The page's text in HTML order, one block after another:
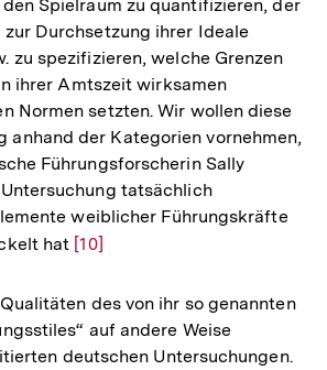
Spielraum zu quantifizieren, der
Durchsetzung ihrer Ideale
zu spezifizieren, welche Grenzen
ihrer Amtszeit wirksamen
Normen setzten. Wir wollen diese
anhand der Kategorien vornehmen,
Führungsforscherin Sally
tatsächlich
weiblicher Führungskräfte
hat Zur
der
Fußnote
[10]
des von ihr so genannten
auf andere Weise
deutschen Untersuchungen.